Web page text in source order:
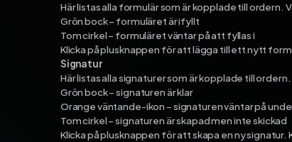
Här listas alla formulär som är kopplade till ordern.
Grön bock – formuläret är ifyllt
Tom cirkel – formuläret väntar på att fyllas i
Klicka på plusknappen för att lägga till ett nytt
Signatur
Här listas alla signaturer som är kopplade till
Grön bock – signaturen är klar
Orange väntande-ikon – signaturen väntar på
Tom cirkel – signaturen är skapad men inte skickad
Klicka på plusknappen för att skapa en ny